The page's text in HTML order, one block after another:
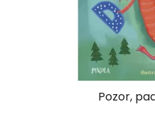
Pozor,